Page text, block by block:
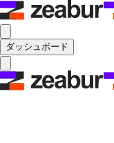
ダッシュボード